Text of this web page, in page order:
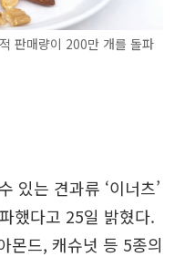
판매량이 200만 개를 돌파
있는 견과류 ‘이너츠’
했다고 25일 밝혔다.
몬드, 캐슈넛 등 5종의